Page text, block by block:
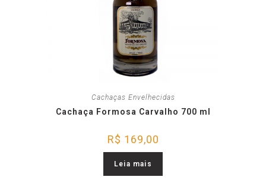
Cachaças Envelhecidas
Cachaça Formosa Carvalho 700 ml
R$ 169,00
Leia mais